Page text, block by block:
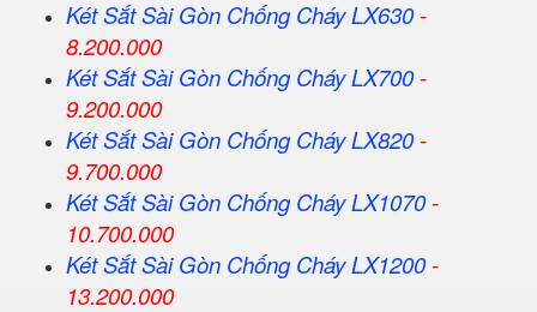
Két SắtSài Gòn Chống Cháy LX630-
8.200.000
Két SắtSài Gòn Chống Cháy LX700-
9.200.000
Két SắtSài Gòn Chống Cháy LX820-
9.700.000
Két SắtSài Gòn Chống Cháy LX1070-
10.700.000
Két SắtSài Gòn Chống Cháy LX1200-
13.200.000